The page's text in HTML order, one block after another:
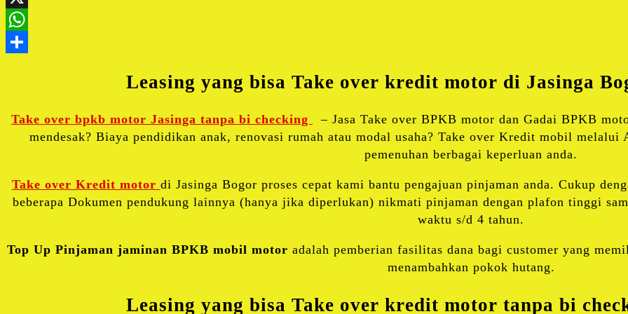
Leasing yang bisa Take over kredit motor di Jasinga
Take over bpkb motor Jasinga tanpa bi checking
– Jasa Take over BPKB motor dan Gadai BPKB
mendesak? Biaya pendidikan anak, renovasi rumah atau modal usaha? Take over Kredit mobil
pemenuhan berbagai keperluan anda.
Take over Kredit motor di Jasinga Bogor proses cepat kami bantu pengajuan pinjaman anda. Cukup
beberapa Dokumen pendukung lainnya (hanya jika diperlukan) nikmati pinjaman dengan plafon tinggi
waktu s/d 4 tahun.
Top Up Pinjaman jaminan BPKB mobil motor adalah pemberian fasilitas dana bagi customer yang
menambahkan pokok hutang.
Leasing yang bisa Take over kredit motor tanpa bi